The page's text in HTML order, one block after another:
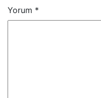
Yorum *